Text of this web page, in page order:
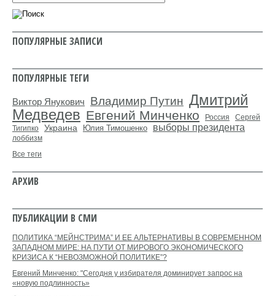
ПОПУЛЯРНЫЕ ЗАПИСИ
ПОПУЛЯРНЫЕ ТЕГИ
Виктор Янукович Владимир Путин Дмитрий
Медведев Евгений Минченко Россия
Сергей
Тигипко
Украина Юлия Тимошенко выборы президента
лоббизм
Все теги
АРХИВ
ПУБЛИКАЦИИ В СМИ
ПОЛИТИКА “МЕЙНСТРИМА” И ЕЕ АЛЬТЕРНАТИВЫ В СОВРЕМЕННОМ
ЗАПАДНОМ МИРЕ: НА ПУТИ ОТ МИРОВОГО ЭКОНОМИЧЕСКОГО
КРИЗИСА К “НЕВОЗМОЖНОЙ ПОЛИТИКЕ”?
Евгений Минченко: "Сегодня у избирателя доминирует запрос на
«новую подлинность»